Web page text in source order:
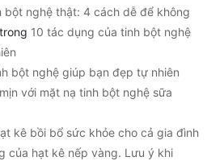
bột nghệ thật: 4 cách dễ để không
trong 10 tác dụng của tinh bột nghệ
bột nghệ giúp bạn đẹp tự nhiên
với mặt nạ tinh bột nghệ sữa
kê bồi bổ sức khỏe cho cả gia đình
của hạt kê nếp vàng. Lưu ý khi